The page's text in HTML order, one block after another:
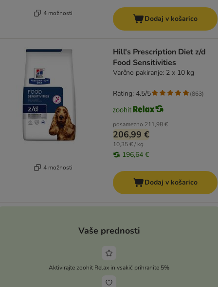
4 možnosti
Dodaj v košarico
4 možnosti
Hill's Prescription Diet z/d
Food Sensitivities
Varčno pakiranje: 2 x 10 kg
posamezno 211,98 €
206,99 €
10,35 € / kg
196,64 €
Rating: 4.5/5 (863)
Dodaj v košarico
Vaše prednosti
Aktivirajte zoohit Relax in vsakič prihranite 5%